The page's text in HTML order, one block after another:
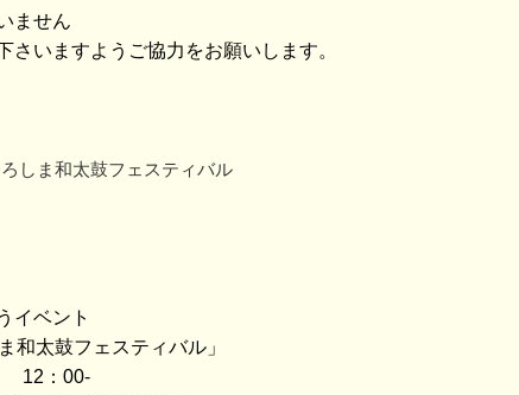
ません
さいますようご協力をお願いします。
しま和太鼓フェスティバル
イベント
和太鼓フェスティバル」
12：00-